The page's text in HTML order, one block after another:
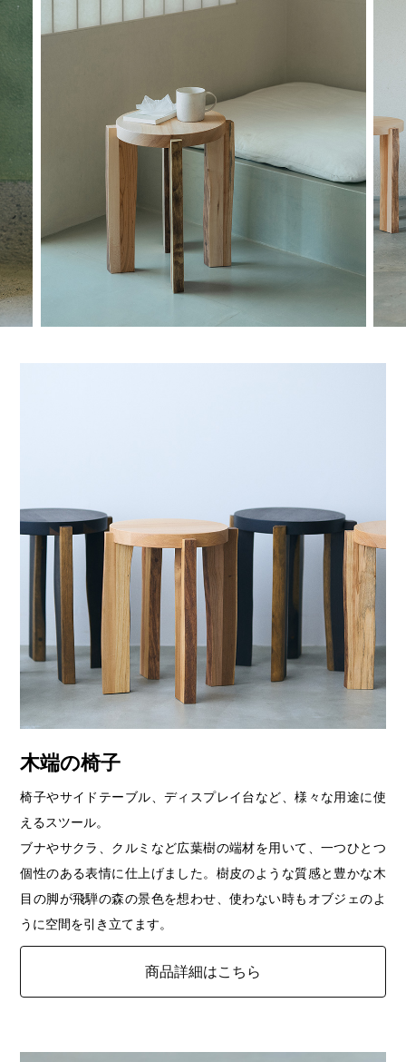
木端の椅子
椅子やサイドテーブル、ディスプレイ台など、様々な用途に使
えるスツール。
ブナやサクラ、クルミなど広葉樹の端材を用いて、一つひとつ
個性のある表情に仕上げました。樹皮のような質感と豊かな木
目の脚が飛騨の森の景色を想わせ、使わない時もオブジェのよ
うに空間を引き立てます。
商品詳細はこちら